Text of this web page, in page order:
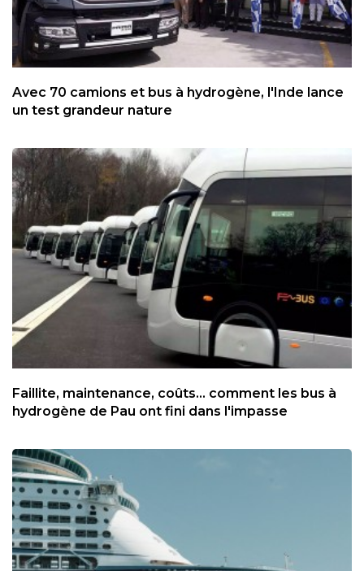
Avec 70 camions et bus à hydrogène, l'Inde lance
un test grandeur nature
Faillite, maintenance, coûts... comment les bus à
hydrogène de Pau ont fini dans l'impasse